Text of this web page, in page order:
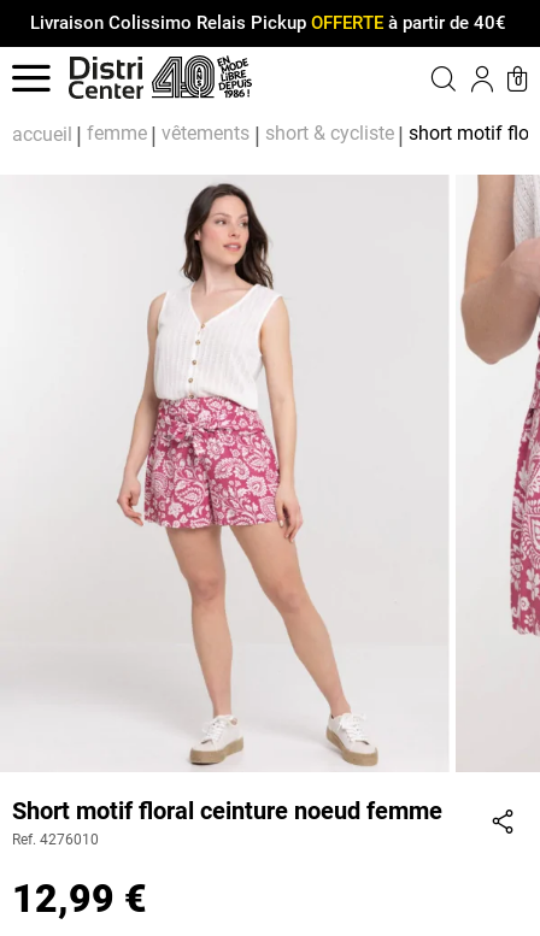
Livraison Colissimo Relais Pickup OFFERTEà partir de 40€
Menu
0
accueil femme vêtements short & cycliste short motif
Short motif floral ceinture noeud femme
Ref. 4276010
12,99 €